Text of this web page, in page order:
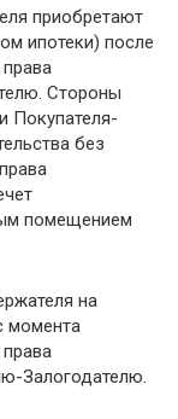
приобретают
ипотеки) после
Стороны
Покупателя-
без
помещением
на
момента
Залогодателю.